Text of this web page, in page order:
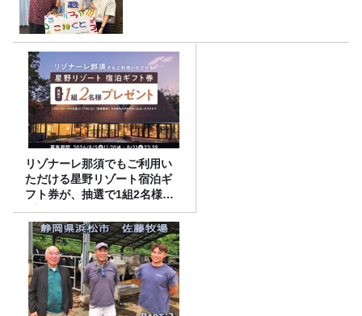
リゾナーレ那須でもご利用い
ただける星野リゾート宿泊ギ
フト券が、抽選で1組2名様に
プレゼント！